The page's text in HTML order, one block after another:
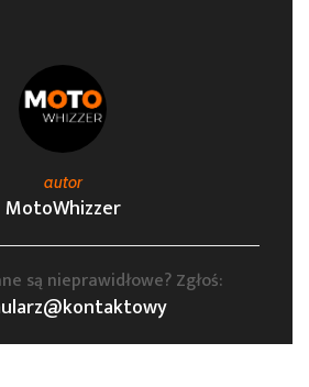
autor
MotoWhizzer
są nieprawidłowe? Zgłoś: